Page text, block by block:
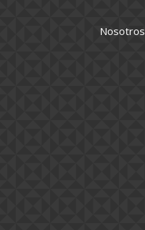
Nosotros